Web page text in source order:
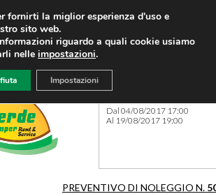
Dal 04/08/2017 17:00
Al 19/08/2017 19:00
PREVENTIVO DI NOLEGGIO N.
fornirti la miglior esperienza d'uso e
sito web.
riguardo a quali cookie usiamo
nelle impostazioni.
Impostazioni